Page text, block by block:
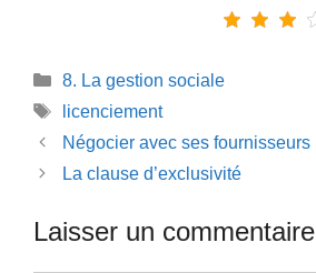
Catégories
8. La gestion sociale
Étiquettes
licenciement
Négocier avec ses fournisseurs
La clause d’exclusivité
Laisser un commentaire